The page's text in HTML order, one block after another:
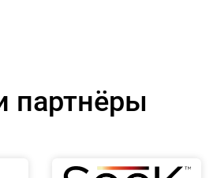
партнёры